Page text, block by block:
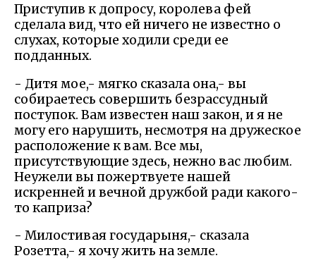
Приступив к допросу, королева фей
сделала вид, что ей ничего не известно о
слухах, которые ходили среди ее
подданных.
- Дитя мое,- мягко сказала она,- вы
собираетесь совершить безрассудный
поступок. Вам известен наш закон, и я не
могу его нарушить, несмотря на дружеское
расположение к вам. Все мы,
присутствующие здесь, нежно вас любим.
Неужели вы пожертвуете нашей
искренней и вечной дружбой ради какого-
то каприза?
- Милостивая государыня,- сказала
Розетта,- я хочу жить на земле.